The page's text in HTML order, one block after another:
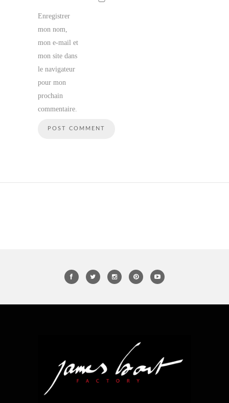
Enregistrer
mon nom,
mon e-mail et
mon site dans
le navigateur
pour mon
prochain
commentaire.